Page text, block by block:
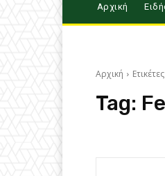
Αρχική
Αρχική Ετικέτες
Tag: